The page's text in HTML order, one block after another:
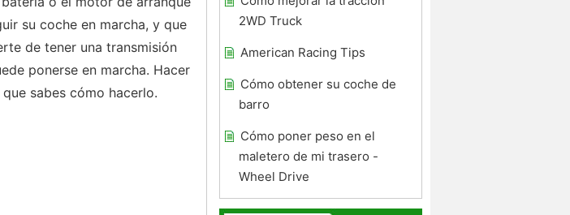
su coche en marcha, y que
de tener una transmisión
ponerse en marcha. Hacer
sabes cómo hacerlo.
2WD Truck
American Racing Tips
Cómo obtener su coche de
barro
Cómo poner peso en el
maletero de mi trasero -
Wheel Drive